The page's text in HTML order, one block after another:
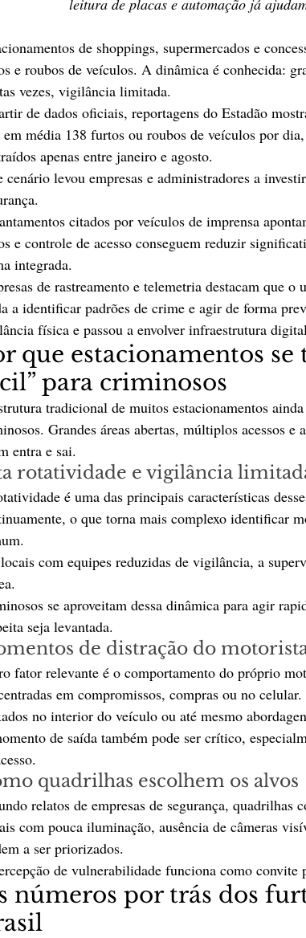
leitura de placas e automação já
de shoppings, supermercados e
e roubos de veículos. A dinâmica é conhecida:
vezes, vigilância limitada.
de dados oficiais, reportagens do Estadão
em média 138 furtos ou roubos de veículos por
apenas entre janeiro e agosto.
cenário levou empresas e administradores a
citados por veículos de imprensa
e controle de acesso conseguem reduzir
integrada.
de rastreamento e telemetria destacam que
a identificar padrões de crime e agir de forma
física e passou a envolver infraestrutura
que estacionamentos
para criminosos
tradicional de muitos estacionamentos
Grandes áreas abertas, múltiplos acessos
entra e sai.
rotatividade e vigilância
é uma das principais características
o que torna mais complexo identificar
com equipes reduzidas de vigilância, a
se aproveitam dessa dinâmica para agir
seja levantada.
de distração do
fator relevante é o comportamento do próprio
em compromissos, compras ou no
no interior do veículo ou até mesmo
de saída também pode ser crítico,
quadrilhas escolhem os alvos
relatos de empresas de segurança, quadrilhas
com pouca iluminação, ausência de câmeras
a ser priorizados.
de vulnerabilidade funciona como convite
números por trás dos